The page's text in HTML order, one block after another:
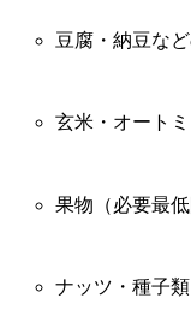
豆腐・納豆な
玄米・オート
果物（必要最低
ナッツ・種子類